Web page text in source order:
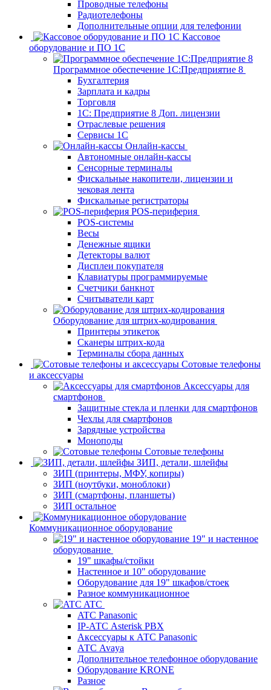
Проводные телефоны
Радиотелефоны
Дополнительные опции для телефонии
Кассовое
оборудование и ПО 1С
Программное обеспечение 1С:Предприятие 8
Бухгалтерия
Зарплата и кадры
Торговля
1C: Предприятие 8 Доп. лицензии
Отраслевые решения
Сервисы 1С
Онлайн-кассы
Автономные онлайн-кассы
Сенсорные терминалы
Фискальные накопители, лицензии и
чековая лента
Фискальные регистраторы
POS-периферия
POS-системы
Весы
Денежные ящики
Детекторы валют
Дисплеи покупателя
Клавиатуры программируемые
Счетчики банкнот
Считыватели карт
Оборудование для штрих-кодирования
Принтеры этикеток
Сканеры штрих-кода
Терминалы сбора данных
Сотовые телефоны
и аксессуары
Аксессуары для
смартфонов
Защитные стекла и пленки для смартфонов
Чехлы для смартфонов
Зарядные устройства
Моноподы
Сотовые телефоны
ЗИП, детали, шлейфы
ЗИП (принтеры, МФУ, копиры)
ЗИП (ноутбуки, моноблоки)
ЗИП (смартфоны, планшеты)
ЗИП остальное
Коммуникационное оборудование
19" и настенное
оборудование
19" шкафы/стойки
Настенное и 10" оборудование
Оборудование для 19" шкафов/стоек
Разное коммуникационное
ATC
ATC Panasonic
IP-АТС Asterisk PBX
Аксессуары к АТС Panasonic
АТС Avaya
Дополнительное телефонное оборудование
Оборудование KRONE
Разное